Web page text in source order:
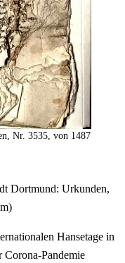
Nr. 3535, von 1487
Dortmund: Urkunden,
Hansetage in
Corona-Pandemie